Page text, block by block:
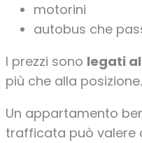
motorini
autobus che
I prezzi sono legati
più che alla posizione.
Un appartamento
trafficata può valere